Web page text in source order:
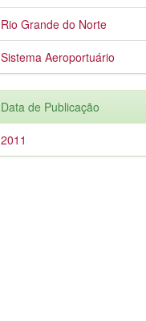
Rio Grande do Norte
Sistema Aeroportuário
Data de Publicação
2011